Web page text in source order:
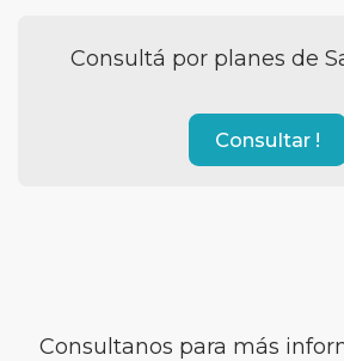
Consultá por planes de
Consultar !
Consultanos para más